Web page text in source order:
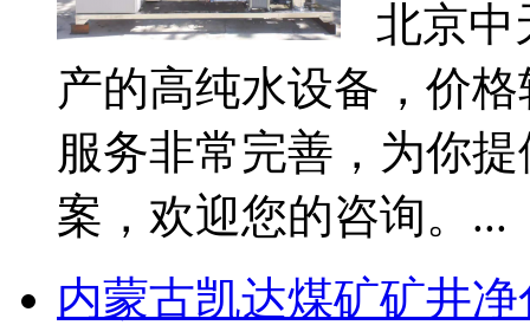
北京中
产的高纯水设备，价
服务非常完善，为你
案，欢迎您的咨询。...
内蒙古凯达煤矿矿井